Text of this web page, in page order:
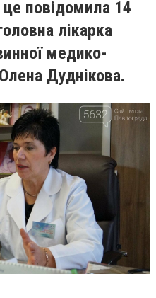
повідомила 14
лікарка
медико-
Дуднікова.